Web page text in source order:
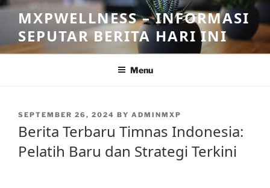
Skip
content
MXPWELLNESS – INFORMASI
SEPUTAR BERITA HARI INI
Menu
POSTED
SEPTEMBER 26, 2024 BY ADMINMXP
Berita Terbaru Timnas Indonesia:
Pelatih Baru dan Strategi Terkini